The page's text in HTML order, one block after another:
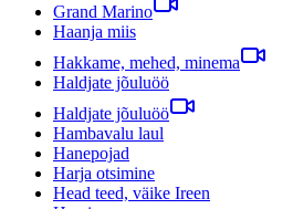
Grand Marino
Haanja miis
Hakkame, mehed, minema
Haldjate jõuluöö
Haldjate jõuluöö
Hambavalu laul
Hanepojad
Harja otsimine
Head teed, väike Ireen